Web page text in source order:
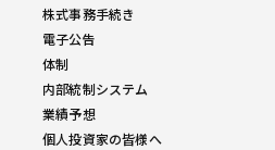
株式事務手続き
電子公告
体制
内部統制システム
業績予想
個人投資家の皆様へ